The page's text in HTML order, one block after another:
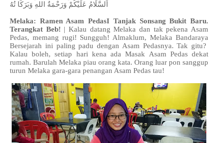
اَلسَّلَامُ عَلَيْكُمْ وَرَحْمَةُ اللهِ وَبَرَكَا تُهُ
Melaka: Ramen Asam PedasI Tanjak Sonsang Bukit Baru.
Terangkat Beb! | Kalau datang Melaka dan tak pekena Asam
Pedas, memang rugi! Sungguh! Almaklum, Melaka Bandaraya
Bersejarah ini paling padu dengan Asam Pedasnya. Tak gitu?
Kalau boleh, setiap hari kena ada Masak Asam Pedas dekat
rumah. Barulah Melaka piau orang kata. Orang luar pon sanggup
turun Melaka gara-gara penangan Asam Pedas tau!